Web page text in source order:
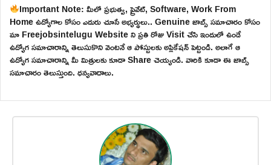
Important Note: మీలో ప్రభుత్వ, ప్రైవేట్, Software, Work From
Home ఉద్యోగాల కోసం ఎదురు చూసే అభ్యర్థులు.. Genuine జాబ్స్ సమాచారం కోసం
మా Freejobsintelugu Website ని ప్రతి రోజు Visit చేసి ఇందులో ఉండే
ఉద్యోగ సమాచారాన్ని తెలుసుకొని వెంటనే ఆ పోస్టులకు అప్లికేషన్ పెట్టండి. అలాగే ఆ
ఉద్యోగ సమాచారాన్ని మీ మిత్రులకు కూడా Share చెయ్యండి. వారికి కూడా ఈ జాబ్స్
సమాచారం తెలుస్తుంది. ధన్యవాదాలు.